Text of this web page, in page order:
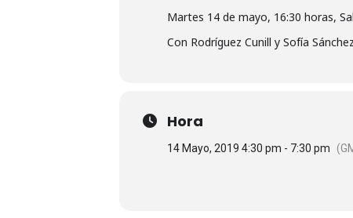
Martes 14 de mayo, 16:30 horas,
Con Rodríguez Cunill y Sofía
Hora
14 Mayo, 2019 4:30 pm - 7:30 pm